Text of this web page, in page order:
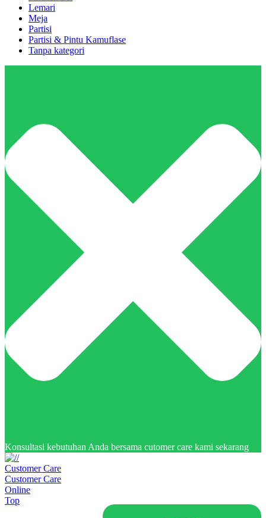
Lemari
Meja
Partisi
Partisi & Pintu Kamuflase
Tanpa kategori
Konsultasi kebutuhan Anda bersama cutomer care kami sekarang
Customer Care
Customer Care
Online
Top